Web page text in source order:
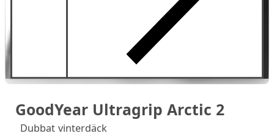
GoodYear Ultragrip Arctic 2
Dubbat vinterdäck